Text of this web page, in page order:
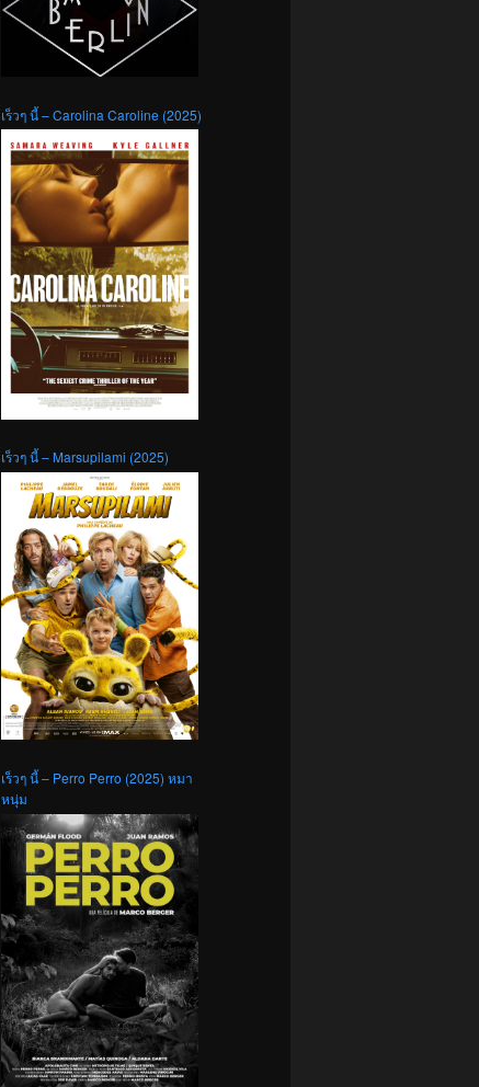
เร็วๆ นี้ – Carolina Caroline (2025)
เร็วๆ นี้ – Marsupilami (2025)
เร็วๆ นี้ – Perro Perro (2025) หมา
หนุ่ม